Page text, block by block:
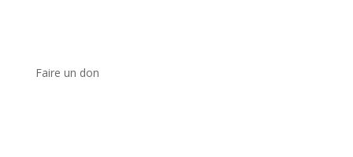
Faire un don